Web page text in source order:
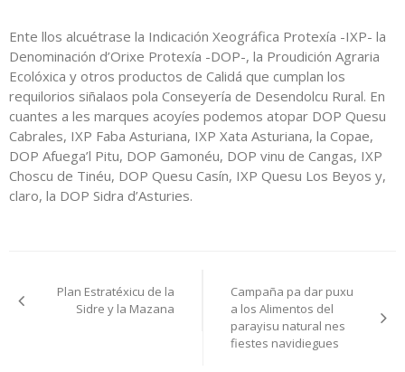
Ente llos alcuétrase la Indicación Xeográfica Protexía -IXP- la
Denominación d’Orixe Protexía -DOP-, la Proudición Agraria
Ecolóxica y otros productos de Calidá que cumplan los
requilorios siñalaos pola Conseyería de Desendolcu Rural. En
cuantes a les marques acoyíes podemos atopar DOP Quesu
Cabrales, IXP Faba Asturiana, IXP Xata Asturiana, la Copae,
DOP Afuega’l Pitu, DOP Gamonéu, DOP vinu de Cangas, IXP
Choscu de Tinéu, DOP Quesu Casín, IXP Quesu Los Beyos y,
claro, la DOP Sidra d’Asturies.
pelosPlan Estratéxicu de la
Sidre y la Mazana
Campaña pa dar puxu
a los Alimentos del
parayisu natural nes
fiestes navidiegues